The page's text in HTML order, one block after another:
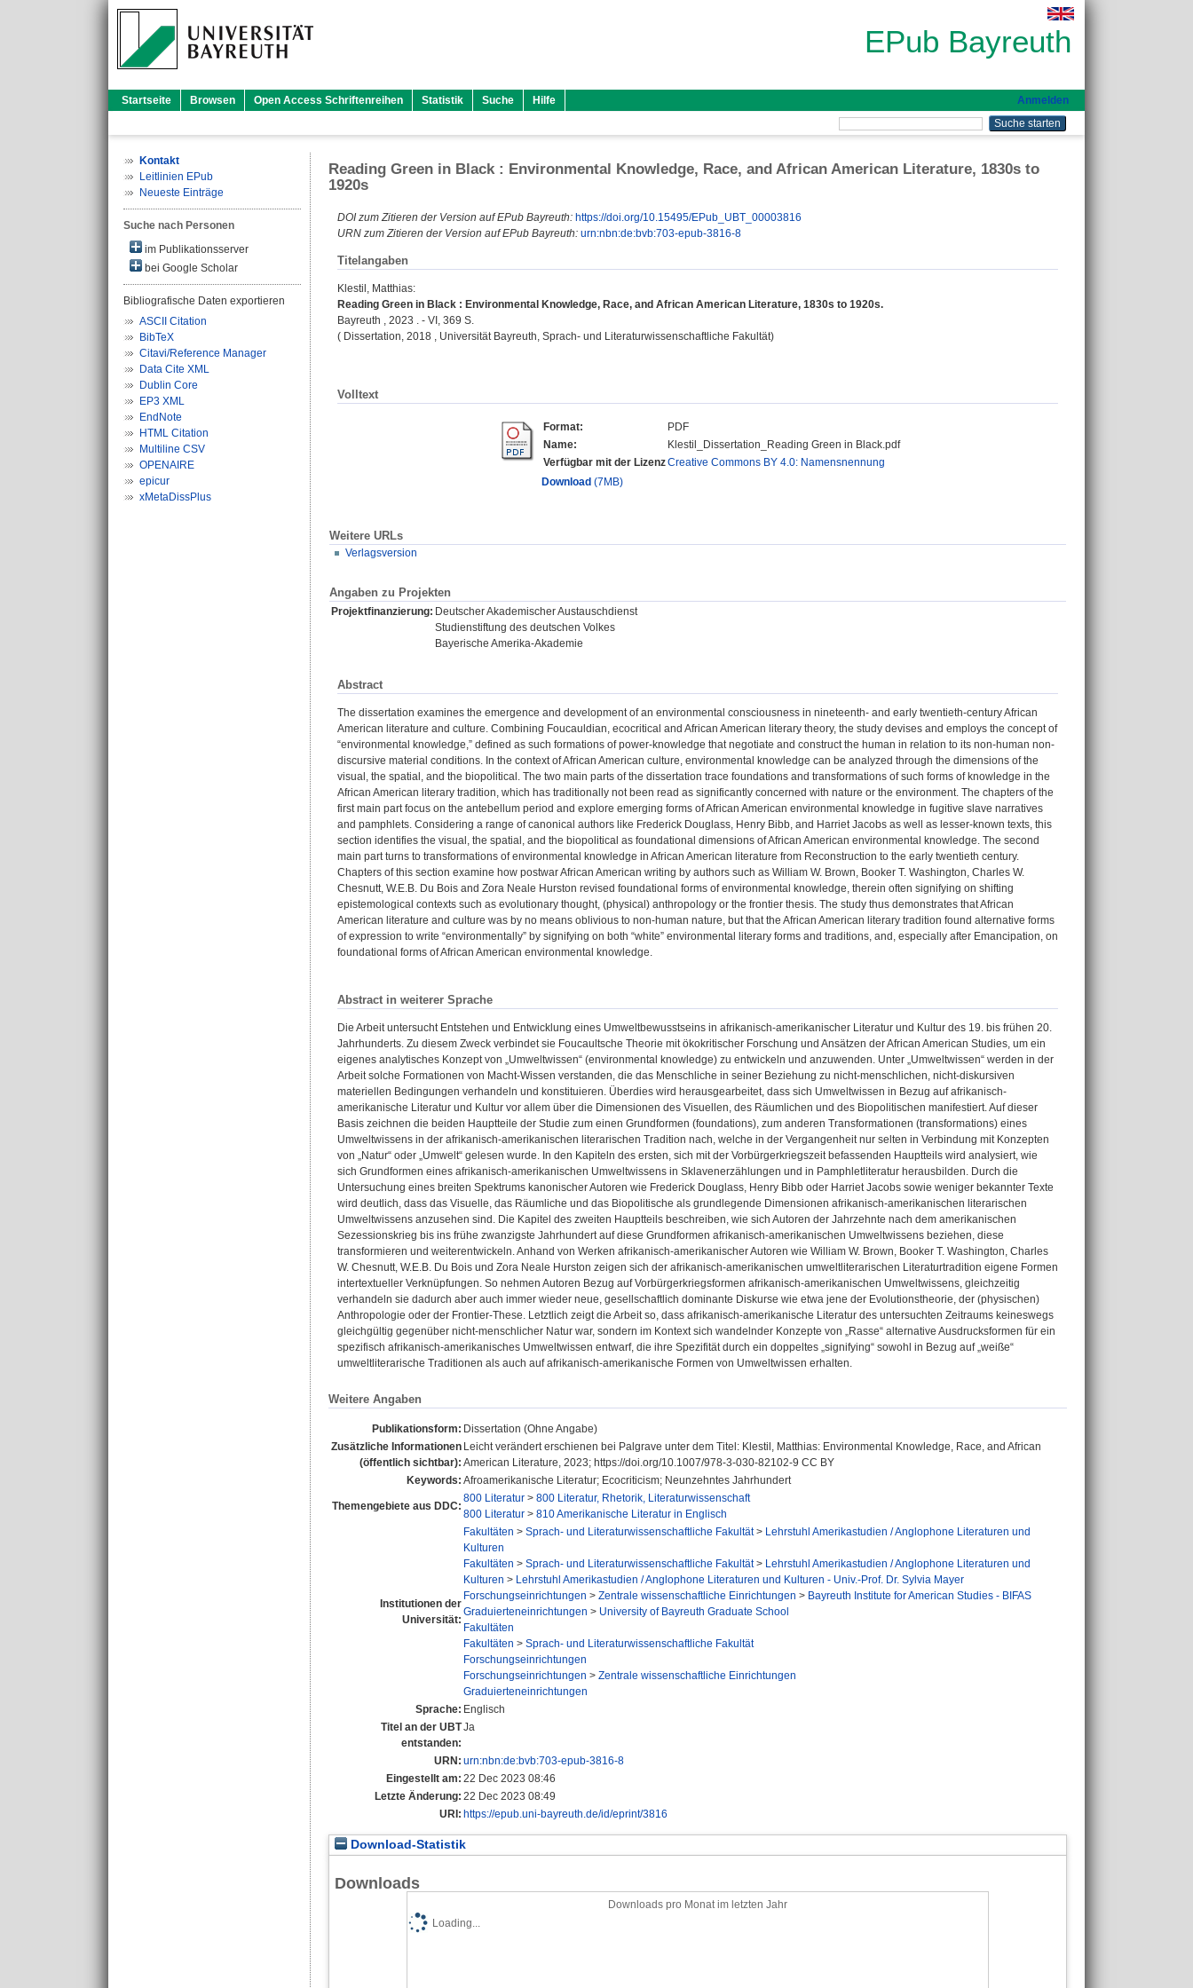
EPub Bayreuth
Startseite Browsen Open Access Schriftenreihen Statistik Suche Hilfe Anmelden
Kontakt
Leitlinien EPub
Neueste Einträge
Suche nach Personen
im Publikationsserver
bei Google Scholar
Bibliografische Daten exportieren
ASCII Citation
BibTeX
Citavi/Reference Manager
Data Cite XML
Dublin Core
EP3 XML
EndNote
HTML Citation
Multiline CSV
OPENAIRE
epicur
xMetaDissPlus
Reading Green in Black : Environmental Knowledge, Race, and African American Literature, 1830s to
1920s
DOI zum Zitieren der Version auf EPub Bayreuth: https://doi.org/10.15495/EPub_UBT_00003816
URN zum Zitieren der Version auf EPub Bayreuth: urn:nbn:de:bvb:703-epub-3816-8
Titelangaben
Klestil, Matthias:
Reading Green in Black : Environmental Knowledge, Race, and African American Literature, 1830s to 1920s.
Bayreuth , 2023 . - VI, 369 S.
( Dissertation, 2018 , Universität Bayreuth, Sprach- und Literaturwissenschaftliche Fakultät)
Volltext
Format:
PDF
Name:
Klestil_Dissertation_Reading Green in Black.pdf
Verfügbar mit der LizenzCreative Commons BY 4.0: Namensnennung
Download (7MB)
Weitere URLs
Verlagsversion
Angaben zu Projekten
Projektfinanzierung: Deutscher Akademischer Austauschdienst
Studienstiftung des deutschen Volkes
Bayerische Amerika-Akademie
Abstract
The dissertation examines the emergence and development of an environmental consciousness in nineteenth- and early twentieth-century African
American literature and culture. Combining Foucauldian, ecocritical and African American literary theory, the study devises and employs the concept of
“environmental knowledge,” defined as such formations of power-knowledge that negotiate and construct the human in relation to its non-human non-
discursive material conditions. In the context of African American culture, environmental knowledge can be analyzed through the dimensions of the
visual, the spatial, and the biopolitical. The two main parts of the dissertation trace foundations and transformations of such forms of knowledge in the
African American literary tradition, which has traditionally not been read as significantly concerned with nature or the environment. The chapters of the
first main part focus on the antebellum period and explore emerging forms of African American environmental knowledge in fugitive slave narratives
and pamphlets. Considering a range of canonical authors like Frederick Douglass, Henry Bibb, and Harriet Jacobs as well as lesser-known texts, this
section identifies the visual, the spatial, and the biopolitical as foundational dimensions of African American environmental knowledge. The second
main part turns to transformations of environmental knowledge in African American literature from Reconstruction to the early twentieth century.
Chapters of this section examine how postwar African American writing by authors such as William W. Brown, Booker T. Washington, Charles W.
Chesnutt, W.E.B. Du Bois and Zora Neale Hurston revised foundational forms of environmental knowledge, therein often signifying on shifting
epistemological contexts such as evolutionary thought, (physical) anthropology or the frontier thesis. The study thus demonstrates that African
American literature and culture was by no means oblivious to non-human nature, but that the African American literary tradition found alternative forms
of expression to write “environmentally” by signifying on both “white” environmental literary forms and traditions, and, especially after Emancipation, on
foundational forms of African American environmental knowledge.
Abstract in weiterer Sprache
Die Arbeit untersucht Entstehen und Entwicklung eines Umweltbewusstseins in afrikanisch-amerikanischer Literatur und Kultur des 19. bis frühen 20.
Jahrhunderts. Zu diesem Zweck verbindet sie Foucaultsche Theorie mit ökokritischer Forschung und Ansätzen der African American Studies, um ein
eigenes analytisches Konzept von „Umweltwissen“ (environmental knowledge) zu entwickeln und anzuwenden. Unter „Umweltwissen“ werden in der
Arbeit solche Formationen von Macht-Wissen verstanden, die das Menschliche in seiner Beziehung zu nicht-menschlichen, nicht-diskursiven
materiellen Bedingungen verhandeln und konstituieren. Überdies wird herausgearbeitet, dass sich Umweltwissen in Bezug auf afrikanisch-
amerikanische Literatur und Kultur vor allem über die Dimensionen des Visuellen, des Räumlichen und des Biopolitischen manifestiert. Auf dieser
Basis zeichnen die beiden Hauptteile der Studie zum einen Grundformen (foundations), zum anderen Transformationen (transformations) eines
Umweltwissens in der afrikanisch-amerikanischen literarischen Tradition nach, welche in der Vergangenheit nur selten in Verbindung mit Konzepten
von „Natur“ oder „Umwelt“ gelesen wurde. In den Kapiteln des ersten, sich mit der Vorbürgerkriegszeit befassenden Hauptteils wird analysiert, wie
sich Grundformen eines afrikanisch-amerikanischen Umweltwissens in Sklavenerzählungen und in Pamphletliteratur herausbilden. Durch die
Untersuchung eines breiten Spektrums kanonischer Autoren wie Frederick Douglass, Henry Bibb oder Harriet Jacobs sowie weniger bekannter Texte
wird deutlich, dass das Visuelle, das Räumliche und das Biopolitische als grundlegende Dimensionen afrikanisch-amerikanischen literarischen
Umweltwissens anzusehen sind. Die Kapitel des zweiten Hauptteils beschreiben, wie sich Autoren der Jahrzehnte nach dem amerikanischen
Sezessionskrieg bis ins frühe zwanzigste Jahrhundert auf diese Grundformen afrikanisch-amerikanischen Umweltwissens beziehen, diese
transformieren und weiterentwickeln. Anhand von Werken afrikanisch-amerikanischer Autoren wie William W. Brown, Booker T. Washington, Charles
W. Chesnutt, W.E.B. Du Bois und Zora Neale Hurston zeigen sich der afrikanisch-amerikanischen umweltliterarischen Literaturtradition eigene Formen
intertextueller Verknüpfungen. So nehmen Autoren Bezug auf Vorbürgerkriegsformen afrikanisch-amerikanischen Umweltwissens, gleichzeitig
verhandeln sie dadurch aber auch immer wieder neue, gesellschaftlich dominante Diskurse wie etwa jene der Evolutionstheorie, der (physischen)
Anthropologie oder der Frontier-These. Letztlich zeigt die Arbeit so, dass afrikanisch-amerikanische Literatur des untersuchten Zeitraums keineswegs
gleichgültig gegenüber nicht-menschlicher Natur war, sondern im Kontext sich wandelnder Konzepte von „Rasse“ alternative Ausdrucksformen für ein
spezifisch afrikanisch-amerikanisches Umweltwissen entwarf, die ihre Spezifität durch ein doppeltes „signifying“ sowohl in Bezug auf „weiße“
umweltliterarische Traditionen als auch auf afrikanisch-amerikanische Formen von Umweltwissen erhalten.
Weitere Angaben
Publikationsform: Dissertation (Ohne Angabe)
Zusätzliche Informationen
(öffentlich sichtbar):
Leicht verändert erschienen bei Palgrave unter dem Titel: Klestil, Matthias: Environmental Knowledge, Race, and African
American Literature, 2023; https://doi.org/10.1007/978-3-030-82102-9 CC BY
Keywords: Afroamerikanische Literatur; Ecocriticism; Neunzehntes Jahrhundert
Themengebiete aus DDC:
800 Literatur > 800 Literatur, Rhetorik, Literaturwissenschaft
800 Literatur > 810 Amerikanische Literatur in Englisch
Institutionen der
Universität:
Fakultäten > Sprach- und Literaturwissenschaftliche Fakultät> Lehrstuhl Amerikastudien / Anglophone Literaturen und
Kulturen
Fakultäten > Sprach- und Literaturwissenschaftliche Fakultät> Lehrstuhl Amerikastudien / Anglophone Literaturen und
Kulturen > Lehrstuhl Amerikastudien / Anglophone Literaturen und Kulturen - Univ.-Prof. Dr. Sylvia Mayer
Forschungseinrichtungen > Zentrale wissenschaftliche Einrichtungen > Bayreuth Institute for American Studies - BIFAS
Graduierteneinrichtungen > University of Bayreuth Graduate School
Fakultäten
Fakultäten > Sprach- und Literaturwissenschaftliche Fakultät
Forschungseinrichtungen
Forschungseinrichtungen > Zentrale wissenschaftliche Einrichtungen
Graduierteneinrichtungen
Sprache: Englisch
Titel an der UBT
entstanden:
Ja
URN: urn:nbn:de:bvb:703-epub-3816-8
Eingestellt am: 22 Dec 2023 08:46
Letzte Änderung: 22 Dec 2023 08:49
URI: https://epub.uni-bayreuth.de/id/eprint/3816
Download-Statistik
Downloads
Downloads pro Monat im letzten Jahr
Loading...